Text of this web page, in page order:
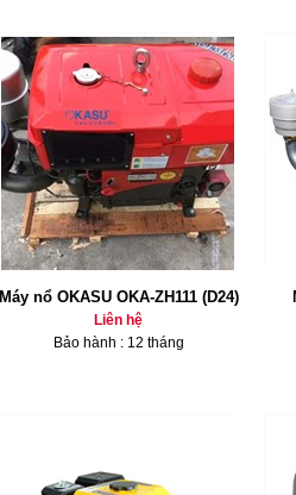
Máy nổ OKASU OKA-ZH111 (D24)
Liên hệ
Bảo hành : 12 tháng